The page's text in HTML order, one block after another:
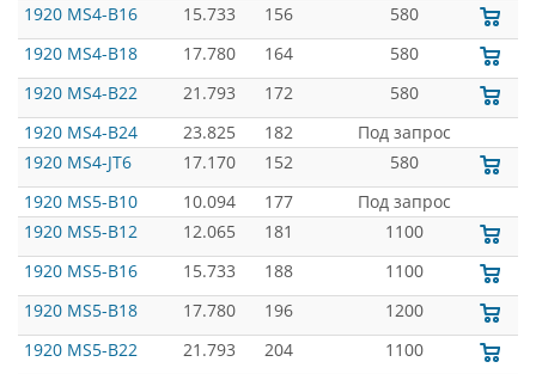
1920 MS4-B16
15.733 156
580
1920 MS4-B18
17.780 164
580
1920 MS4-B22
21.793 172
580
1920 MS4-B24
23.825 182
Под запрос
1920 MS4-JT6
17.170 152
580
1920 MS5-B10
10.094 177
Под запрос
1920 MS5-B12
12.065 181
1100
1920 MS5-B16
15.733 188
1100
1920 MS5-B18
17.780 196
1200
1920 MS5-B22
21.793 204
1100